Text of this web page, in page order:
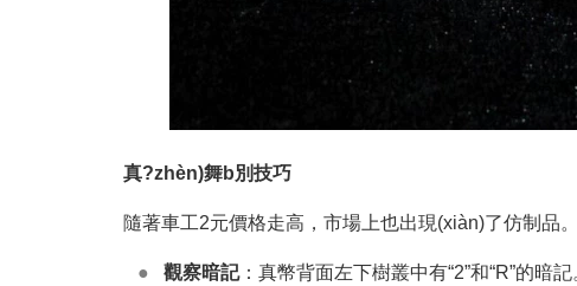
真?zhèn)舞b別技巧
隨著車工2元價格走高，市場上也出現(xiàn)了仿制品
● 觀察暗記：真幣背面左下樹叢中有“2”和“R”的暗記